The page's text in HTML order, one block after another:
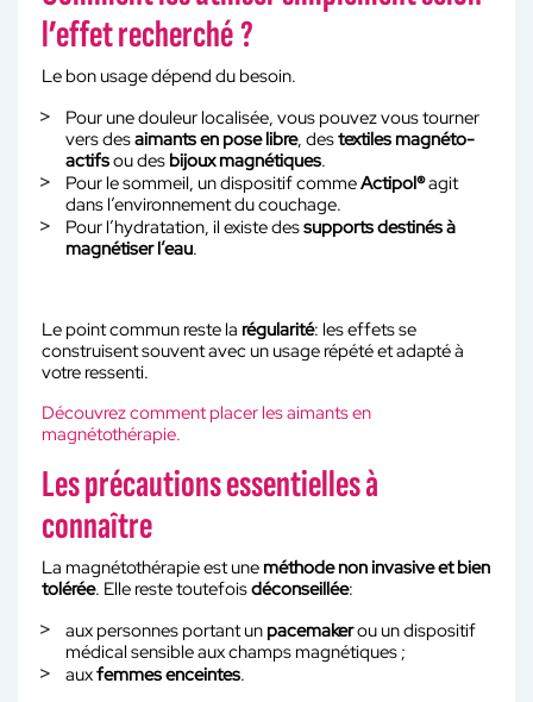
l’effet recherché ?
Le bon usage dépend du besoin.
Pour une douleur localisée, vous pouvez vous tourner
vers desaimants en pose libre, destextiles magnéto-
actifsou des bijoux magnétiques.
Pour le sommeil, un dispositif commeActipol®agit
dans l’environnement du couchage.
Pour l’hydratation, il existe dessupports destinés à
magnétiser l’eau.
Le point commun reste la régularité: les effets se
construisent souvent avec un usage répété et adapté à
votre ressenti.
Découvrez comment placer les aimants en
magnétothérapie.
Les précautions essentielles à
connaître
La magnétothérapie est une méthode non invasive et bien
tolérée. Elle reste toutefoisdéconseillée:
aux personnes portant un pacemakerou un dispositif
médical sensible aux champs magnétiques ;
auxfemmes enceintes.